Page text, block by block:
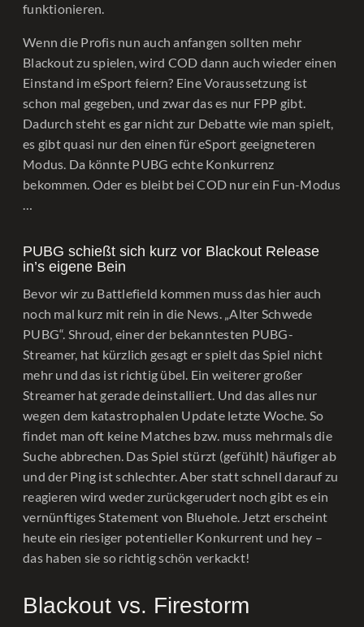
funktionieren.
Wenn die Profis nun auch anfangen sollten mehr
Blackout zu spielen, wird COD dann auch wieder einen
Einstand im eSport feiern? Eine Voraussetzung ist
schon mal gegeben, und zwar das es nur FPP gibt.
Dadurch steht es gar nicht zur Debatte wie man spielt,
es gibt quasi nur den einen für eSport geeigneteren
Modus. Da könnte PUBG echte Konkurrenz
bekommen. Oder es bleibt bei COD nur ein Fun-Modus
…
PUBG schießt sich kurz vor Blackout Release
in’s eigene Bein
Bevor wir zu Battlefield kommen muss das hier auch
noch mal kurz mit rein in die News. „Alter Schwede
PUBG“. Shroud, einer der bekanntesten PUBG-
Streamer, hat kürzlich gesagt er spielt das Spiel nicht
mehr und das ist richtig übel. Ein weiterer großer
Streamer hat gerade deinstalliert. Und das alles nur
wegen dem katastrophalen Update letzte Woche. So
findet man oft keine Matches bzw. muss mehrmals die
Suche abbrechen. Das Spiel stürzt (gefühlt) häufiger ab
und der Ping ist schlechter. Aber statt schnell darauf zu
reagieren wird weder zurückgerudert noch gibt es ein
vernünftiges Statement von Bluehole. Jetzt erscheint
heute ein riesiger potentieller Konkurrent und hey –
das haben sie so richtig schön verkackt!
Blackout vs. Firestorm